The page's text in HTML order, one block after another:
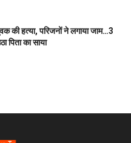
की हत्या, परिजनों ने लगाया जाम…3
पिता का साया